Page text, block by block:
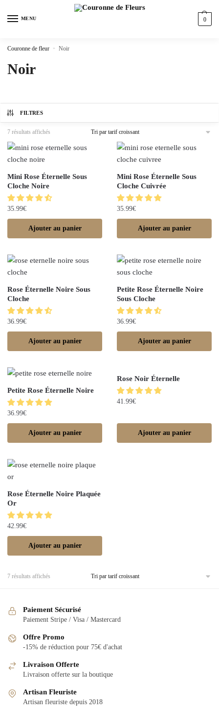
MENU 0
Couronne de fleur » Noir
Noir
FILTRES
7 résultats affichés
Mini Rose Éternelle Sous
Cloche Noire
35.99€
Ajouter au panier
Mini Rose Éternelle Sous
Cloche Cuivrée
35.99€
Ajouter au panier
Rose Éternelle Noire Sous
Cloche
36.99€
Ajouter au panier
Petite Rose Éternelle Noire
Sous Cloche
36.99€
Ajouter au panier
Petite Rose Éternelle Noire
36.99€
Ajouter au panier
Rose Noir Éternelle
41.99€
Ajouter au panier
Rose Éternelle Noire Plaquée
Or
42.99€
Ajouter au panier
7 résultats affichés
Paiement Sécurisé
Paiement Stripe / Visa / Mastercard
Offre Promo
-15% de réduction pour 75€ d'achat
Livraison Offerte
Livraison offerte sur la boutique
Artisan Fleuriste
Artisan fleuriste depuis 2018